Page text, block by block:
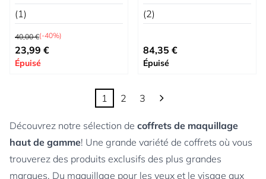
(1)
Prix normal
40,00 €(-40%)
Prix spécial
23,99 €
Épuisé
(2)
Prix spécial
84,35 €
Épuisé
Vous lisez actuellement la page
1
Page
2
Page
3
Découvrez notre sélection de coffrets de maquillage
haut de gamme! Une grande variété de coffrets où vous
trouverez des produits exclusifs des plus grandes
marques. Du maquillage pour les yeux et le visage aux